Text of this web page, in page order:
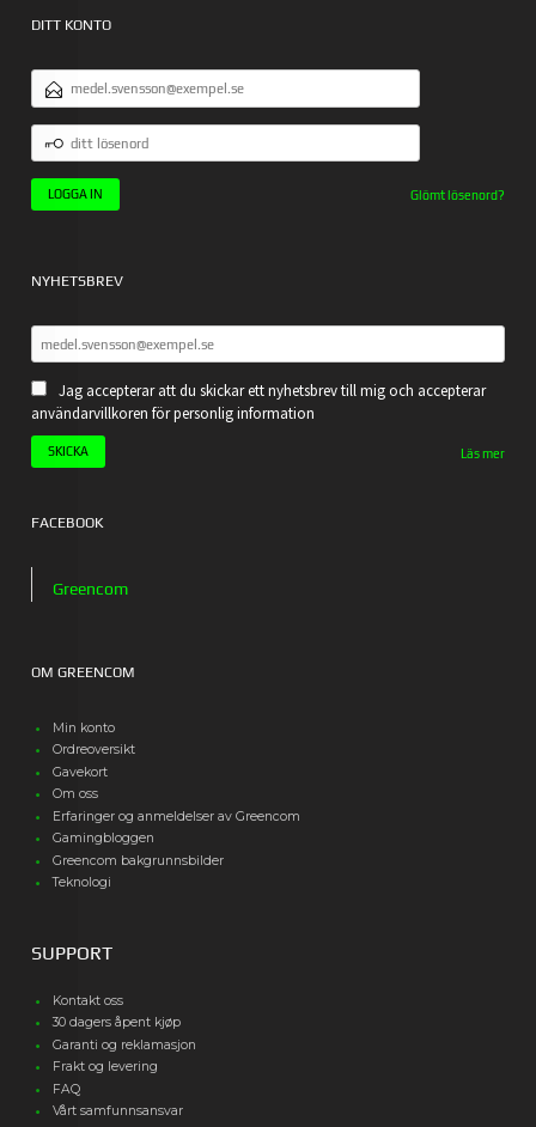
DITT KONTO
POSTADRESS
DITT
LÖSENORD
Glömt lösenord?
NYHETSBREV
Jag accepterar att du skickar ett nyhetsbrev till mig och accepterar
användarvillkoren för personlig information
Läs mer
FACEBOOK
Greencom
OM GREENCOM
Min konto
Ordreoversikt
Gavekort
Om oss
Erfaringer og anmeldelser av Greencom
Gamingbloggen
Greencom bakgrunnsbilder
Teknologi
SUPPORT
Kontakt oss
30 dagers åpent kjøp
Garanti og reklamasjon
Frakt og levering
FAQ
Vårt samfunnsansvar